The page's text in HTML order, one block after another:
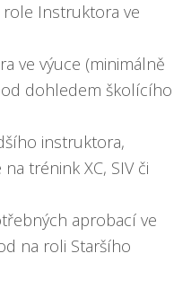
Instruktora ve
ve výuce (minimálně
dohledem školícího
instruktora,
trénink XC, SIV či
aprobací ve
na roli Staršího